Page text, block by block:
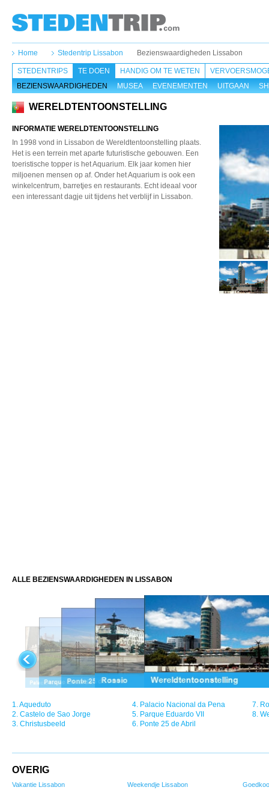
Home Stedentrip Lissabon Bezienswaardigheden Lissabon
STEDENTRIPS
TE DOEN
BEZIENSWAARDIGHEDEN
MUSEA EVENEMENTEN UITGAAN
HANDIG OM TE WETEN
WERELDTENTOONSTELLING
INFORMATIE WERELDTENTOONSTELLING
In 1998 vond in Lissabon de Wereldtentoonstelling plaats.
Het is een terrein met aparte futuristische gebouwen. Een
toeristische topper is het Aquarium. Elk jaar komen hier
miljoenen mensen op af. Onder het Aquarium is ook een
winkelcentrum, barretjes en restaurants. Echt ideaal voor
een interessant dagje uit tijdens het verblijf in Lissabon.
ALLE BEZIENSWAARDIGHEDEN IN LISSABON
1.Aqueduto
2. Castelo de Sao Jorge
3. Christusbeeld
4. Palacio Nacional da Pena
5. Parque Eduardo VII
6. Ponte 25 de Abril
7.
8.
OVERIG
Vakantie Lissabon Weekendje Lissabon